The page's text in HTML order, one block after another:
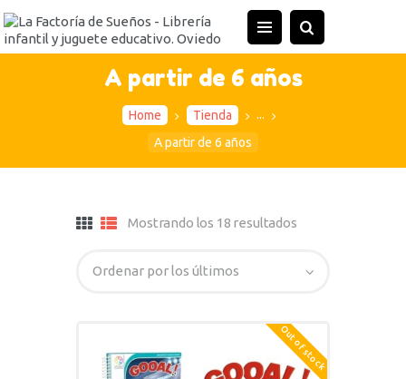
A partir de 6 años
Home Tienda
...
A partir de 6 años
Mostrando los 18 resultados
Out of stock